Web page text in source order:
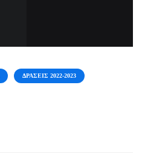
ΔΡΆΣΕΙΣ 2022-2023